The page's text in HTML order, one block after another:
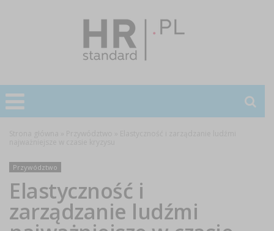
Przywództwo
Elastyczność i
zarządzanie ludźmi